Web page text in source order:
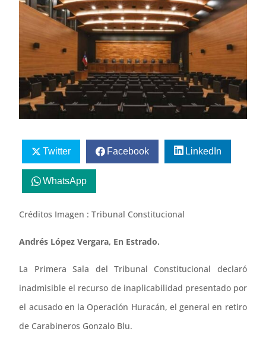
Twitter Facebook LinkedIn
WhatsApp
Créditos Imagen : Tribunal Constitucional
Andrés López Vergara, En Estrado.
La Primera Sala del Tribunal Constitucional declaró
inadmisible el recurso de inaplicabilidad presentado por
el acusado en la Operación Huracán, el general en retiro
de Carabineros Gonzalo Blu.